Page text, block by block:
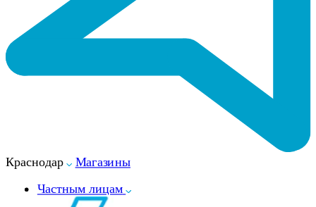
Краснодар
Магазины
Частным лицам